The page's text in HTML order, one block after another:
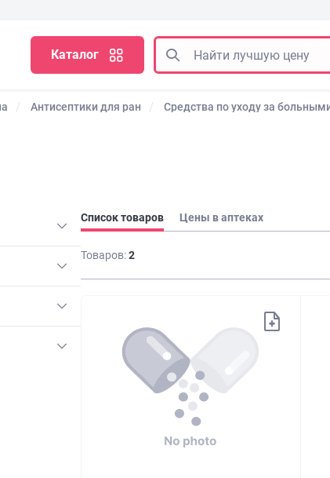
Каталог
Антисептики для ран Средства по уходу за
Список товаров Цены в аптеках
Товаров:2